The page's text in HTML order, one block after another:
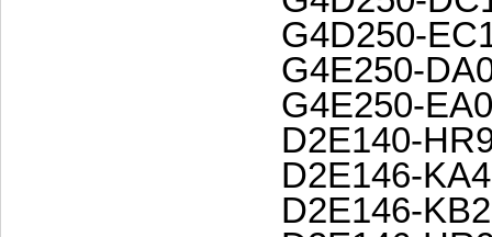
G4D250-
G4E250-
G4E250-
D2E140-
D2E146-
D2E146-